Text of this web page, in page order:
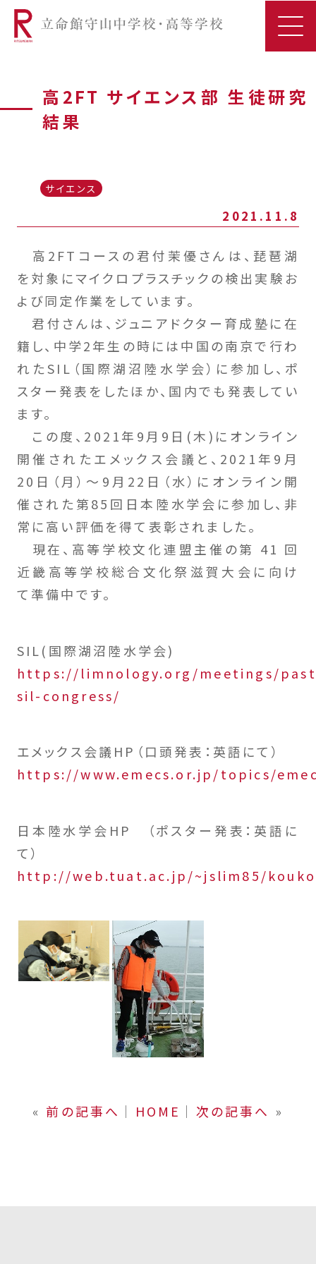
高2FT サイエンス部 生徒研究
結果
サイエンス
2021.11.8
高2FTコースの君付茉優さんは、琵琶湖
を対象にマイクロプラスチックの検出実験お
よび同定作業をしています。
君付さんは、ジュニアドクター育成塾に在
籍し、中学2年生の時には中国の南京で行わ
れたSIL（国際湖沼陸水学会）に参加し、ポ
スター発表をしたほか、国内でも発表してい
ます。
この度、2021年9月9日(木)にオンライン
開催されたエメックス会議と、2021年9月
20日（月）～9月22日（水）にオンライン開
催された第85回日本陸水学会に参加し、非
常に高い評価を得て表彰されました。
現在、高等学校文化連盟主催の第 41 回
近畿高等学校総合文化祭滋賀大会に向け
て準備中です。
SIL(国際湖沼陸水学会)
https://limnology.org/meetings/
sil-congress/
エメックス会議HP（口頭発表：英語にて）
https://www.emecs.or.jp/topics/
日本陸水学会HP （ポスター発表：英語に
て）
http://web.tuat.ac.jp/~jslim85/
« 前の記事へ │ HOME │ 次の記事へ »